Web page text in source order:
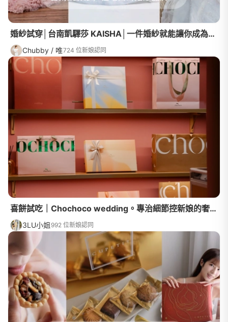
婚紗試穿│台南凱驛莎 KAISHA│一件婚紗就能讓你成為紅毯上的公主，台南好口碑婚紗品牌不能不知道！
Chubby / 唯724 位新娘認同
喜餅試吃｜Chochoco wedding。專治細節控新娘的奢華訂製手工喜餅
3LU小姐 992 位新娘認同